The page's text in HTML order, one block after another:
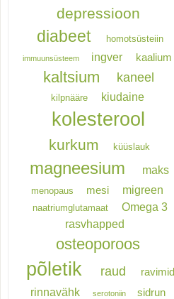
depressioon
diabeet homotsüsteiin
immuunsüsteem ingver kaalium
kaltsium kaneel
kilpnääre kiudaine
kolesterool
kurkum küüslauk
magneesium maks
menopaus mesi migreen
naatriumglutamaat
Omega 3
rasvhapped
osteoporoos
põletik raud ravimid
rinnavähk serotoniin sidrun